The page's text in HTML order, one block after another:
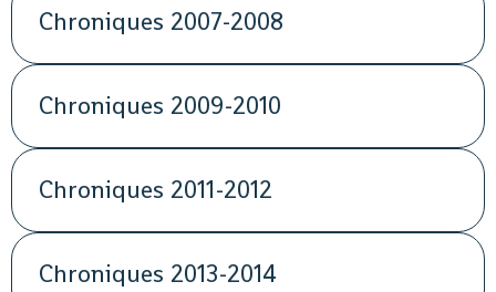
Chroniques 2007-2008
Chroniques 2009-2010
Chroniques 2011-2012
Chroniques 2013-2014